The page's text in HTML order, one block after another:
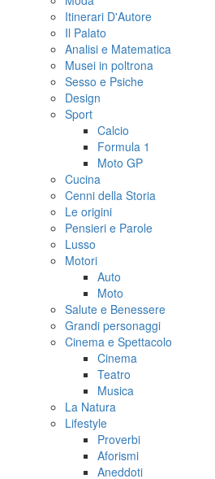
Itinerari D'Autore
Il Palato
Analisi e Matematica
Musei in poltrona
Sesso e Psiche
Design
Sport
Calcio
Formula 1
Moto GP
Cucina
Cenni della Storia
Le origini
Pensieri e Parole
Lusso
Motori
Auto
Moto
Salute e Benessere
Grandi personaggi
Cinema e Spettacolo
Cinema
Teatro
Musica
La Natura
Lifestyle
Proverbi
Aforismi
Aneddoti